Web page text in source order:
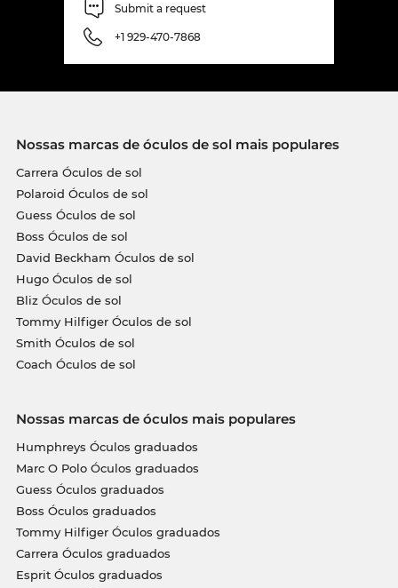
Submit a request
+1 929-470-7868
Nossas marcas de óculos de sol mais populares
Carrera Óculos de sol
Polaroid Óculos de sol
Guess Óculos de sol
Boss Óculos de sol
David Beckham Óculos de sol
Hugo Óculos de sol
Bliz Óculos de sol
Tommy Hilfiger Óculos de sol
Smith Óculos de sol
Coach Óculos de sol
Nossas marcas de óculos mais populares
Humphreys Óculos graduados
Marc O Polo Óculos graduados
Guess Óculos graduados
Boss Óculos graduados
Tommy Hilfiger Óculos graduados
Carrera Óculos graduados
Esprit Óculos graduados